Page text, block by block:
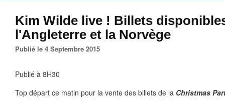
Kim Wilde live ! Billets
l'Angleterre et la Norvège
Publié le 4 Septembre 2015
Publié à 8H30
Top départ ce matin pour la vente des billets de la Christmas